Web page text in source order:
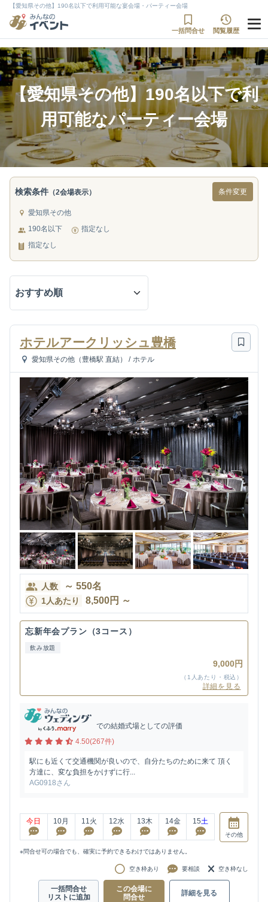
【愛知県その他】190名以下で利用可能な宴会場・パーティー会場
一括問合せ 閲覧履歴
【愛知県その他】190名以下で利
用可能なパーティー会場
検索条件 （2会場表示） 条件変更
愛知県その他
190名以下
指定なし
指定なし
ホテルアークリッシュ豊橋
愛知県その他（豊橋駅 直結） / ホテル
人数 ～ 550名
1人あたり 8,500円 ～
忘新年会プラン（3コース）
飲み放題
9,000円
（1人あたり・税込）
詳細を見る
での結婚式場としての評価
4.50(267件)
駅にも近くて交通機関が良いので、自分たちのために来て 頂く
方達に、変な負担をかけずに行...
AG0918さん
今日 10月 11火 12水 13木 14金 15土
その他
※問合せ可の場合でも、確実に予約できるわけではありません。
空き枠あり 要相談 空き枠なし
一括問合せ
リストに追加
この会場に
問合せ
詳細を見る